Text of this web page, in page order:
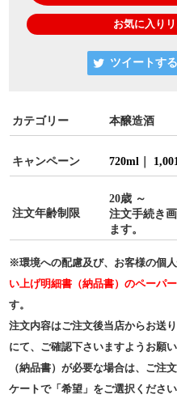
お気に入り
ツイートする
カテゴリー 本醸造酒
キャンペーン 720ml
注文年齢制限
20歳 ～
注文手続き
ます。
※環境への配慮及び、お客様の個
い上げ明細書（納品書）のペーパー
す。
注文内容はご注文後当店からお送
にて、ご確認下さいますようお願
（納品書）が必要な場合は、ご注
ケートで「希望」をご選択ください